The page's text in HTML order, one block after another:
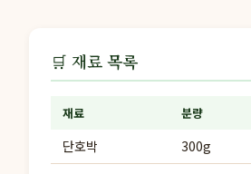
🛒 재료 목록
재료 분량
단호박 300g